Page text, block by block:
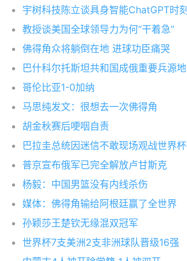
宇树科技陈立谈具身智能ChatGPT时刻
教授谈美国全球领导力为何“干着急”
佛得角众将躺倒在地 进球功臣痛哭
巴什科尔托斯坦共和国成俄重要兵源地
哥伦比亚1-0加纳
马思纯发文：很想去一次佛得角
胡金秋赛后哽咽自责
巴拉圭总统因迷信不敢现场观战世界杯
普京宣布俄军已完全解放卢甘斯克
杨毅：中国男篮没有内线杀伤
媒体：佛得角输给阿根廷赢了全世界
孙颖莎王楚钦无缘混双冠军
世界杯7支美洲2支非洲球队晋级16强